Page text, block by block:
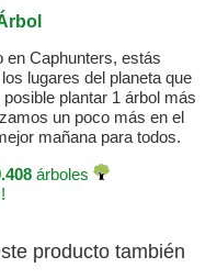
en Caphunters, estás
lugares del planeta que
plantar 1 árbol más
un poco más en el
mañana para todos.
árboles
producto también